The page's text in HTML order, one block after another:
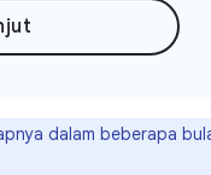
dalam beberapa